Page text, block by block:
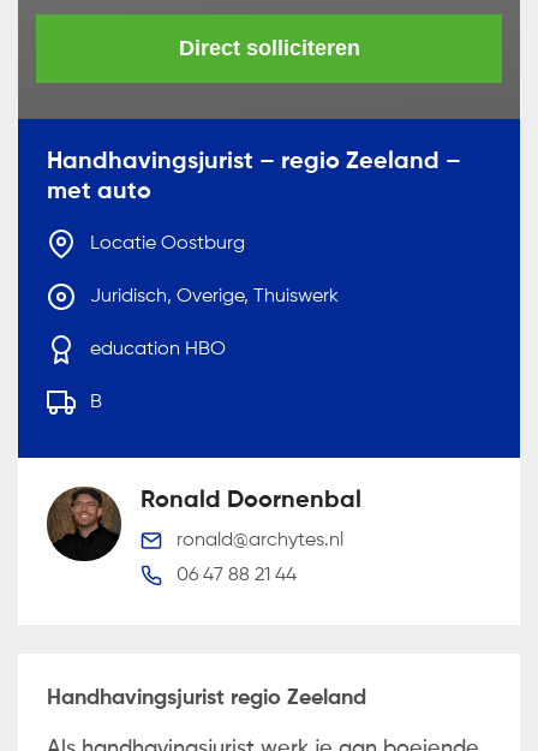
Direct solliciteren
Handhavingsjurist – regio Zeeland –
met auto
Locatie Oostburg
Juridisch, Overige, Thuiswerk
education HBO
B
Ronald Doornenbal
ronald@archytes.nl
06 47 88 21 44
Handhavingsjurist regio Zeeland